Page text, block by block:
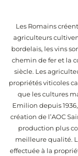
Les Romains
agriculteurs
bordelais, les vins
chemin de fer et la
siècle. Les
propriétés viticoles
que les cultures
Emilion depuis
création de l’AOC
production plus
meilleure qualité.
effectuée à la